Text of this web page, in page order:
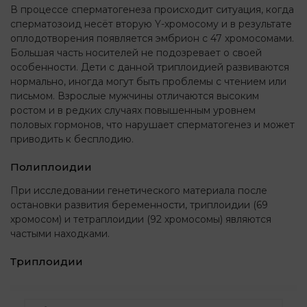
В процессе сперматогенеза происходит ситуация, когда
сперматозоид несёт вторую Y-хромосому и в результате
оплодотворения появляется эмбрион с 47 хромосомами.
Большая часть носителей не подозревает о своей
особенности. Дети с данной триплоидией развиваются
нормально, иногда могут быть проблемы с чтением или
письмом. Взрослые мужчины отличаются высоким
ростом и в редких случаях повышенным уровнем
половых гормонов, что нарушает сперматогенез и может
приводить к бесплодию.
Полиплоидии
При исследовании генетического материала после
остановки развития беременности, триплоидии (69
хромосом) и тетраплоидии (92 хромосомы) являются
частыми находками.
Триплоидии